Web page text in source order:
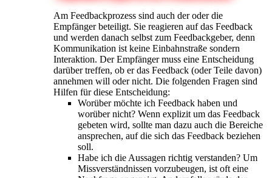
Am Feedbackprozess sind auch der oder die
Empfänger beteiligt. Sie reagieren auf das Feedback
und werden danach selbst zum Feedbackgeber, denn
Kommunikation ist keine Einbahnstraße sondern
Interaktion. Der Empfänger muss eine Entscheidung
darüber treffen, ob er das Feedback (oder Teile davon)
annehmen will oder nicht. Die folgenden Fragen sind
Hilfen für diese Entscheidung:
Worüber möchte ich Feedback haben und
worüber nicht? Wenn explizit um das Feedback
gebeten wird, sollte man dazu auch die Bereiche
ansprechen, auf die sich das Feedback beziehen
soll.
Habe ich die Aussagen richtig verstanden? Um
Missverständnissen vorzubeugen, ist oft eine